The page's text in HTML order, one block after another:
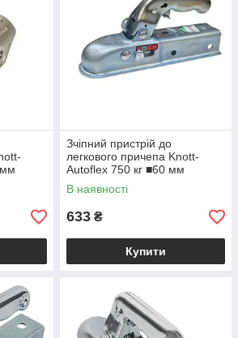
14,5
Зчіпний пристрій до
легкового причепа Knott-
Autoflex 750 кг ■60 мм
6E0081.031
В наявності
633 ₴
Купити